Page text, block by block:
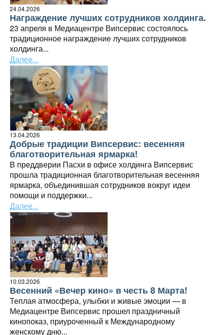
Награждение лучших сотрудников холдинга.
23 апреля в Медиацентре Випсервис состоялось
традиционное награждение лучших сотрудников
холдинга...
24.04.2026
Далее...
Добрые традиции Випсервис: весенняя
благотворительная ярмарка!
В преддверии Пасхи в офисе холдинга Випсервис
прошла традиционная благотворительная весенняя
ярмарка, объединившая сотрудников вокруг идеи
помощи и поддержки...
13.04.2026
Далее...
Весенний «Вечер кино» в честь 8 Марта!
Теплая атмосфера, улыбки и живые эмоции — в
Медиацентре Випсервис прошел праздничный
кинопоказ, приуроченный к Международному
женскому дню...
10.03.2026